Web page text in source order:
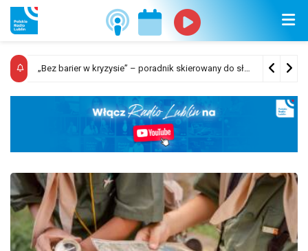
Sposób ogłaszania i odwoływania alarmów oraz komunikatów ostrzegawczych